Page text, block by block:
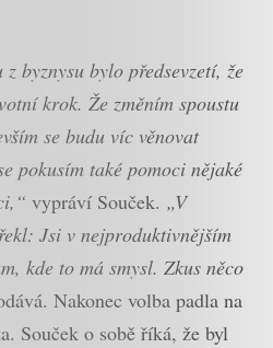
byznysu bylo předsevzetí, že
krok. Že změním spoustu
se budu víc věnovat
pokusím také pomoci nějaké
vypráví Souček. „V
Jsi v nejproduktivnějším
kde to má smysl. Zkus něco
Nakonec volba padla na
Souček o sobě říká, že byl